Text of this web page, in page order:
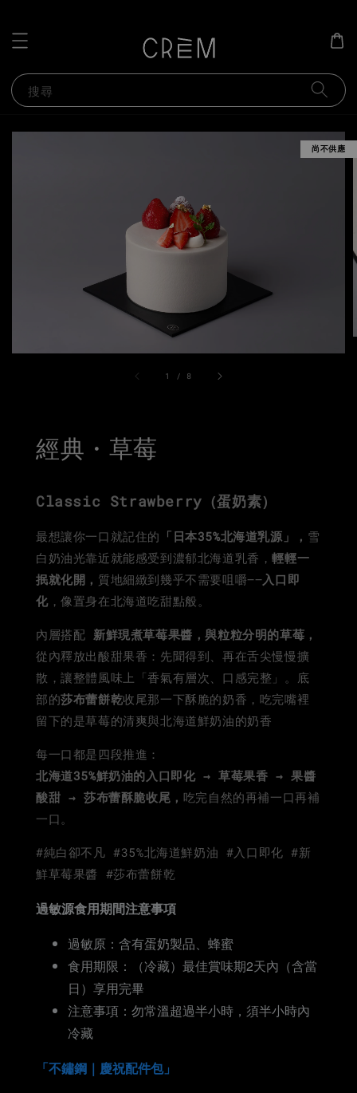
搜尋
1 / 8
尚不供應
經典・草莓
Classic Strawberry（蛋奶素）
最想讓你一口就記住的 「日本35%北海道乳源」， 雪
白奶油光靠近就能感受到濃郁北海道乳香，輕輕一
抿就化開， 質地細緻到幾乎不需要咀嚼——入口即
化 ，像置身在北海道吃甜點般。
內層搭配 新鮮現煮草莓果醬，與粒粒分明的草莓，
從內釋放出酸甜果香：先聞得到、再在舌尖慢慢擴
散，讓整體風味上「香氣有層次、口感完整」。底
部的莎布蕾餅乾收尾那一下酥脆的奶香，吃完嘴裡
留下的是草莓的清爽與北海道鮮奶油的奶香
每一口都是四段推進：
北海道35%鮮奶油的入口即化 → 草莓果香 → 果醬
酸甜 → 莎布蕾酥脆收尾， 吃完自然的再補一口再補
一口。
#純白卻不凡 #35%北海道鮮奶油 #入口即化 #新
鮮草莓果醬 #莎布蕾餅乾
過敏源食用期間注意事項
過敏原：含有蛋奶製品、蜂蜜
食用期限：（冷藏）最佳賞味期2天內（含當
日）享用完畢
注意事項：勿常溫超過半小時，須半小時內
冷藏
「不鏽鋼｜慶祝配件包」